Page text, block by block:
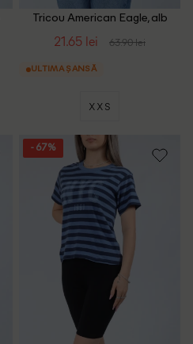
Tricou American Eagle, alb
21.65 lei 63.90 lei
ULTIMA ȘANSĂ
XXS
- 67%